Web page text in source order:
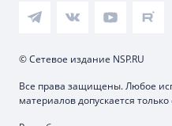
© Сетевое издание NSP.RU
Все права защищены. Любое
материалов допускается